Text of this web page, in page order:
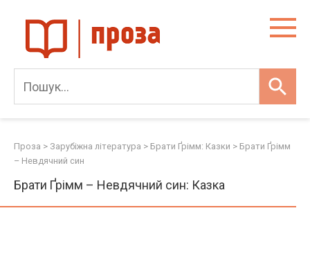
content
Проза > Зарубіжна література > Брати Ґрімм: Казки > Брати Ґрімм
– Невдячний син
Брати Ґрімм – Невдячний син: Казка